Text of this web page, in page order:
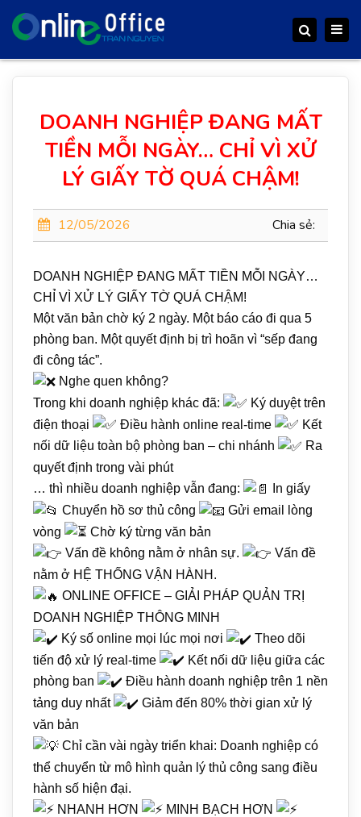
Search
DOANH NGHIỆP ĐANG MẤT
TIỀN MỖI NGÀY… CHỈ VÌ XỬ
LÝ GIẤY TỜ QUÁ CHẬM!
12/05/2026 Chia sẻ:
DOANH NGHIỆP ĐANG MẤT TIỀN MỖI NGÀY…
CHỈ VÌ XỬ LÝ GIẤY TỜ QUÁ CHẬM!
Một văn bản chờ ký 2 ngày. Một báo cáo đi qua 5
phòng ban. Một quyết định bị trì hoãn vì “sếp đang
đi công tác”.
Nghe quen không?
Trong khi doanh nghiệp khác đã:
Ký duyệt trên
điện thoại
Điều hành online real-time
Kết
nối dữ liệu toàn bộ phòng ban – chi nhánh
Ra
quyết định trong vài phút
… thì nhiều doanh nghiệp vẫn đang:
In giấy
Chuyển hồ sơ thủ công
Gửi email lòng
vòng
Chờ ký từng văn bản
Vấn đề không nằm ở nhân sự.
Vấn đề
nằm ở HỆ THỐNG VẬN HÀNH.
ONLINE OFFICE – GIẢI PHÁP QUẢN TRỊ
DOANH NGHIỆP THÔNG MINH
Ký số online mọi lúc mọi nơi
Theo dõi
tiến độ xử lý real-time
Kết nối dữ liệu giữa các
phòng ban
Điều hành doanh nghiệp trên 1 nền
tảng duy nhất
Giảm đến 80% thời gian xử lý
văn bản
Chỉ cần vài ngày triển khai: Doanh nghiệp có
thể chuyển từ mô hình quản lý thủ công sang điều
hành số hiện đại.
NHANH HƠN
MINH BẠCH HƠN